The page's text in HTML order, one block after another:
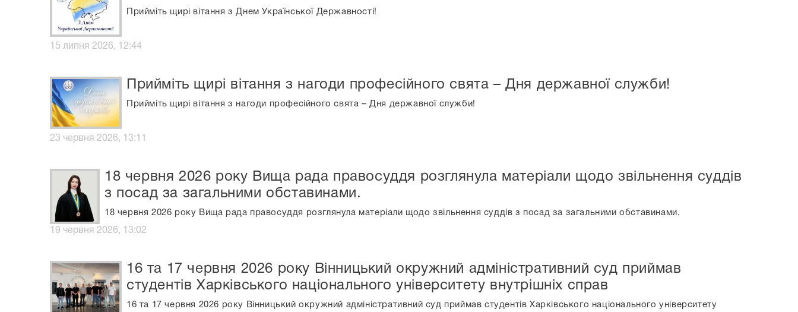
Прийміть щирі вітання з Днем Української Державності!
15 липня 2026, 12:44
Прийміть щирі вітання з нагоди професійного свята – Дня державної служби!
Прийміть щирі вітання з нагоди професійного свята – Дня державної служби!
23 червня 2026, 13:11
18 червня 2026 року Вища рада правосуддя розглянула матеріали щодо звільнення суддів
з посад за загальними обставинами.
18 червня 2026 року Вища рада правосуддя розглянула матеріали щодо звільнення суддів з посад за загальними обставинами.
19 червня 2026, 13:02
16 та 17 червня 2026 року Вінницький окружний адміністративний суд приймав
студентів Харківського національного університету внутрішніх справ
16 та 17 червня 2026 року Вінницький окружний адміністративний суд приймав студентів Харківського національного університету